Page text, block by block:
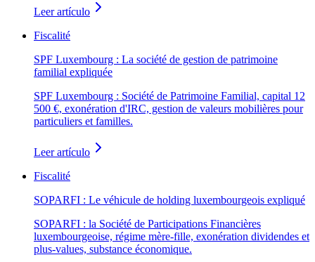
Leer artículo
Fiscalité
SPF Luxembourg : La société de gestion de patrimoine
familial expliquée
SPF Luxembourg : Société de Patrimoine Familial, capital 12
500 €, exonération d'IRC, gestion de valeurs mobilières pour
particuliers et familles.
Leer artículo
Fiscalité
SOPARFI : Le véhicule de holding luxembourgeois expliqué
SOPARFI : la Société de Participations Financières
luxembourgeoise, régime mère-fille, exonération dividendes et
plus-values, substance économique.